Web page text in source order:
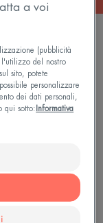
MANI
Crema
Ristrutturante
Barriera
a voi
(pubblicità
l'utilizzo del nostro
sito, potete
personalizzare
dei dati personali,
qui sotto: Informativa